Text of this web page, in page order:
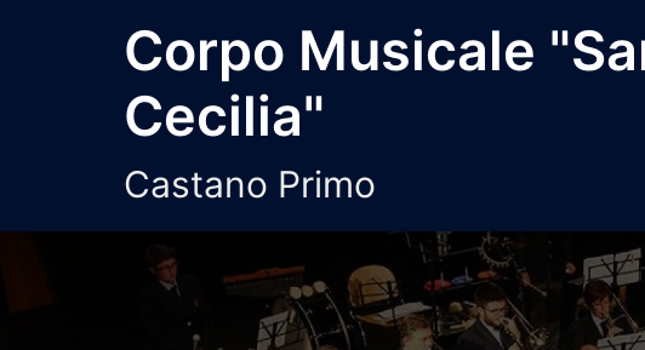
Corpo Musicale
Cecilia"
Castano Primo